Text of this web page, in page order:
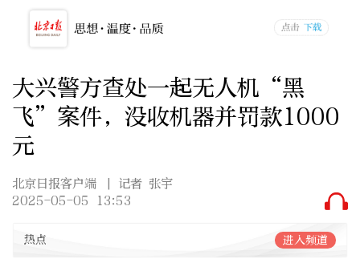
大兴警方查处一起无人机“黑
飞”案件，没收机器并罚款1000
元
北京日报客户端
| 记者 张宇
2025-05-05 13:53
热点 进入频道